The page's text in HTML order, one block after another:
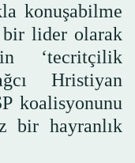
konuşabilme
bir lider olarak
‘tecritçilik
Hristiyan
koalisyonunu
bir hayranlık